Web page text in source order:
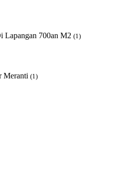
Lapangan 700an M2 (1)
Meranti (1)